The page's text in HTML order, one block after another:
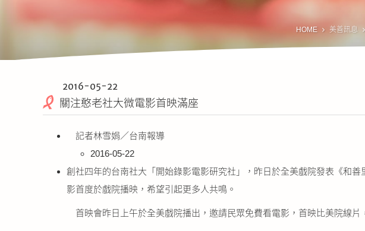
導
覽
HOME 美善訊息
2016-05-22
關注憨老社大微電影首映滿座
記者林雪娟／台南報導
2016-05-22
創社四年的台南社大「開始錄影電影研究社」，昨日於全美戲院發表《和
影首度於戲院播映，希望引起更多人共鳴。
首映會昨日上午於全美戲院播出，邀請民眾免費看電影，首映比美院線片